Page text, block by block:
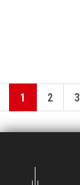
1 2 3